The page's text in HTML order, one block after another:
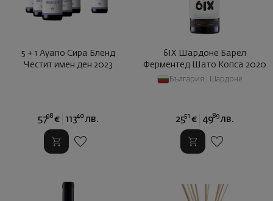
5 + 1 Ayano Сира Бленд
Честит имен ден 2023
5798 € 11340 лв.
6IX Шардоне Барел
Ферментед Шато Копса 2020
България Шардоне
2551 € 4989 лв.